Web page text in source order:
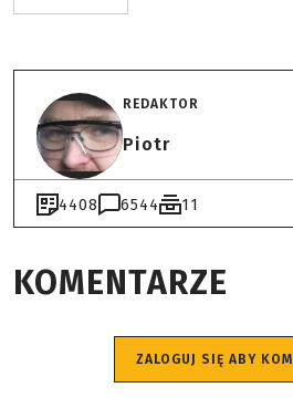
REDAKTOR
Piotr
4408 6544 11
KOMENTARZE
ZALOGUJ SIĘ ABY